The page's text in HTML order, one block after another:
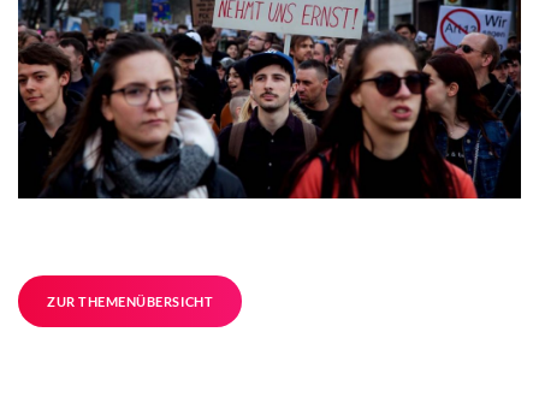
ZUR THEMENÜBERSICHT